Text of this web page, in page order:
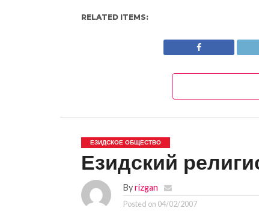
RELATED ITEMS:
ЕЗИДСКОЕ ОБЩЕСТВО
Езидский
Byrizgan
Posted on 04/02/2007